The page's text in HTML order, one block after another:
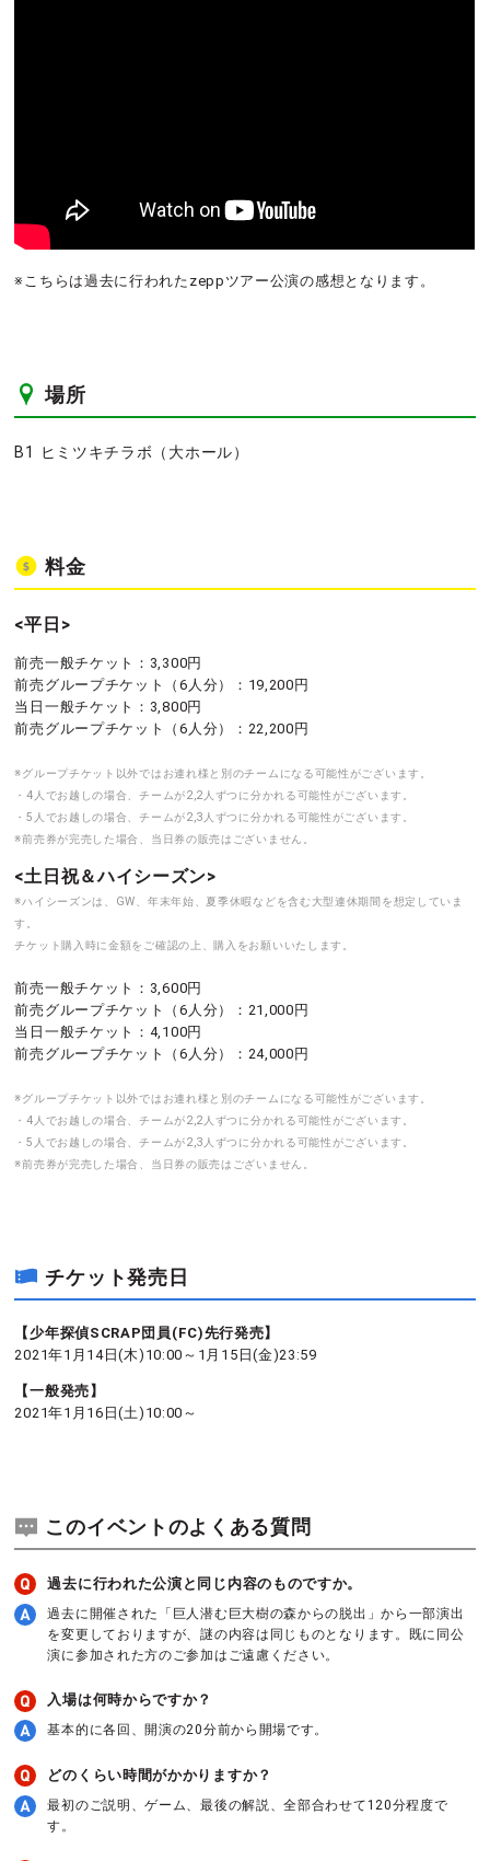
※こちらは過去に行われたzeppツアー公演の感想となります。
場所
B1 ヒミツキチラボ（大ホール）
料金
<平日>
前売一般チケット：3,300円
前売グループチケット（6人分）：19,200円
当日一般チケット：3,800円
前売グループチケット（6人分）：22,200円
※グループチケット以外ではお連れ様と別のチームになる可能性がございます。
・4人でお越しの場合、チームが2,2人ずつに分かれる可能性がございます。
・5人でお越しの場合、チームが2,3人ずつに分かれる可能性がございます。
※前売券が完売した場合、当日券の販売はございません。
<土日祝＆ハイシーズン>
※ハイシーズンは、GW、年末年始、夏季休暇などを含む大型連休期間を想定していま
す。
チケット購入時に金額をご確認の上、購入をお願いいたします。
前売一般チケット：3,600円
前売グループチケット（6人分）：21,000円
当日一般チケット：4,100円
前売グループチケット（6人分）：24,000円
※グループチケット以外ではお連れ様と別のチームになる可能性がございます。
・4人でお越しの場合、チームが2,2人ずつに分かれる可能性がございます。
・5人でお越しの場合、チームが2,3人ずつに分かれる可能性がございます。
※前売券が完売した場合、当日券の販売はございません。
チケット発売日
【少年探偵SCRAP団員(FC)先行発売】
2021年1月14日(木)10:00～1月15日(金)23:59
【一般発売】
2021年1月16日(土)10:00～
このイベントのよくある質問
過去に行われた公演と同じ内容のものですか。
過去に開催された「巨人潜む巨大樹の森からの脱出」から一部演出
を変更しておりますが、謎の内容は同じものとなります。既に同公
演に参加された方のご参加はご遠慮ください。
入場は何時からですか？
基本的に各回、開演の20分前から開場です。
どのくらい時間がかかりますか？
最初のご説明、ゲーム、最後の解説、全部合わせて120分程度で
す。